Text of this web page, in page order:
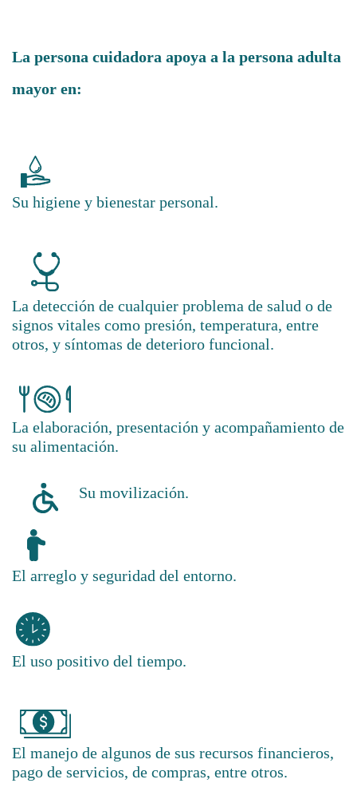
La persona cuidadora apoya a la persona adulta
mayor en:
Su higiene y bienestar personal.
La detección de cualquier problema de salud o de
signos vitales como presión, temperatura, entre
otros, y síntomas de deterioro funcional.
La elaboración, presentación y acompañamiento de
su alimentación.
Su movilización.
El arreglo y seguridad del entorno.
El uso positivo del tiempo.
El manejo de algunos de sus recursos financieros,
pago de servicios, de compras, entre otros.